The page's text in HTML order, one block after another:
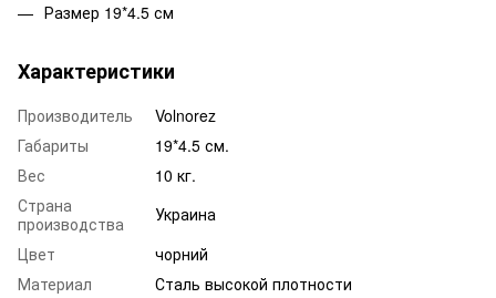
Размер 19*4.5 см
Характеристики
Производитель
Volnorez
Габариты
19*4.5 см.
Вес
10 кг.
Страна
производства
Украина
Цвет
чорний
Материал
Сталь высокой плотности